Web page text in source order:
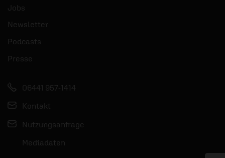
Jobs
Newsletter
Podcasts
Presse
06441 957-1414
Kontakt
Nutzungsanfrage
Mediadaten